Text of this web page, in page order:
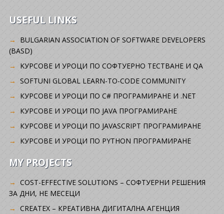
USEFUL LINKS
BULGARIAN ASSOCIATION OF SOFTWARE DEVELOPERS
(BASD)
KУРСОВЕ И УРОЦИ ПО СОФТУЕРНО ТЕСТВАНЕ И QA
SOFTUNI GLOBAL LEARN-TO-CODE COMMUNITY
КУРСОВЕ И УРОЦИ ПО C# ПРОГРАМИРАНЕ И .NET
КУРСОВЕ И УРОЦИ ПО JAVA ПРОГРАМИРАНЕ
КУРСОВЕ И УРОЦИ ПО JAVASCRIPT ПРОГРАМИРАНЕ
КУРСОВЕ И УРОЦИ ПО PYTHON ПРОГРАМИРАНЕ
MY PROJECTS
COST-EFFECTIVE SOLUTIONS – СОФТУЕРНИ РЕШЕНИЯ
ЗА ДНИ, НЕ МЕСЕЦИ
CREATEX – КРЕАТИВНА ДИГИТАЛНА АГЕНЦИЯ